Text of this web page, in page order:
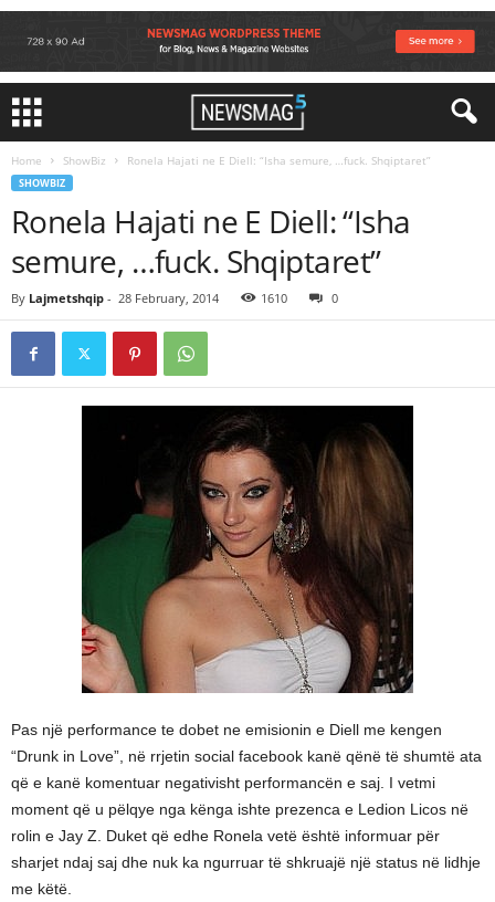
Home ShowBiz Ronela Hajati ne E Diell: “Isha semure, …fuck. Shqiptaret”
SHOWBIZ
Ronela Hajati ne E Diell: “Isha
semure, …fuck. Shqiptaret”
By Lajmetshqip - 28 February, 2014 1610 0
Pas një performance te dobet ne emisionin e Diell me kengen
“Drunk in Love”, në rrjetin social facebook kanë qënë të shumtë ata
që e kanë komentuar negativisht performancën e saj. I vetmi
moment që u pëlqye nga kënga ishte prezenca e Ledion Licos në
rolin e Jay Z. Duket që edhe Ronela vetë është informuar për
sharjet ndaj saj dhe nuk ka ngurruar të shkruajë një status në lidhje
me këtë.